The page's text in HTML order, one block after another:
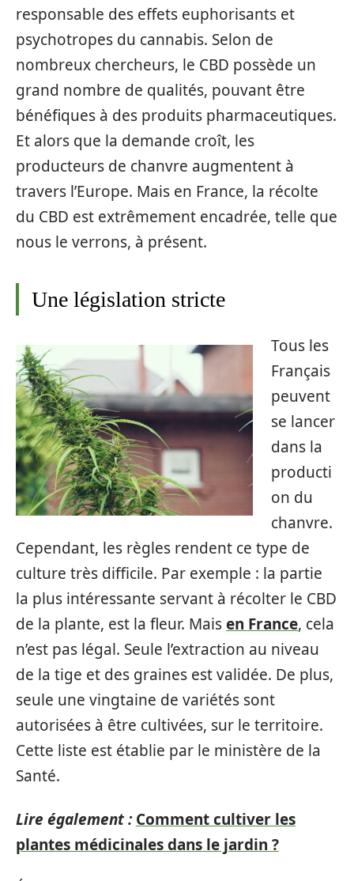
responsable des effets euphorisants et
psychotropes du cannabis. Selon de
nombreux chercheurs, le CBD possède un
grand nombre de qualités, pouvant être
bénéfiques à des produits pharmaceutiques.
Et alors que la demande croît, les
producteurs de chanvre augmentent à
travers l’Europe. Mais en France, la récolte
du CBD est extrêmement encadrée, telle que
nous le verrons, à présent.
Une législation stricte
Tous les
Français
peuvent
se lancer
dans la
producti
on du
chanvre.
Cependant, les règles rendent ce type de
culture très difficile. Par exemple : la partie
la plus intéressante servant à récolter le CBD
de la plante, est la fleur. Maisen France, cela
n’est pas légal. Seule l’extraction au niveau
de la tige et des graines est validée. De plus,
seule une vingtaine de variétés sont
autorisées à être cultivées, sur le territoire.
Cette liste est établie par le ministère de la
Santé.
Lire également : Comment cultiver les
plantes médicinales dans le jardin ?